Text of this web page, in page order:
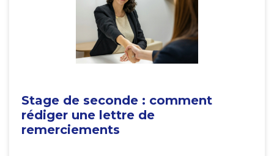
Stage de seconde : comment
rédiger une lettre de
remerciements